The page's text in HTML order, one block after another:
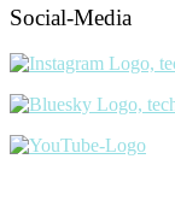
Social-Media